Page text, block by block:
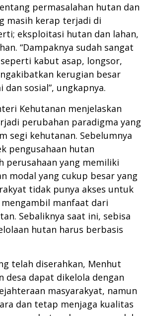
permasalahan hutan dan
masih kerap terjadi di
eksploitasi hutan dan lahan,
“Dampaknya sudah sangat
kabut asap, longsor,
kerugian besar
dan sosial”, ungkapnya.
Kehutanan menjelaskan
perubahan paradigma yang
segi kehutanan. Sebelumnya
pengusahaan hutan
perusahaan yang memiliki
modal yang cukup besar yang
tidak punya akses untuk
manfaat dari
Sebaliknya saat ini, sebisa
hutan harus berbasis
telah diserahkan, Menhut
desa dapat dikelola dengan
masyarakyat, namun
dan tetap menjaga kualitas